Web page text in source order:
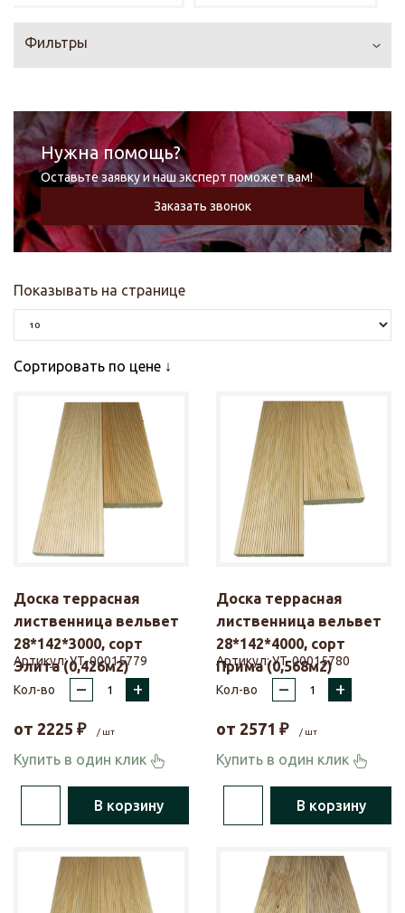
Фильтры
Нужна помощь?
Оставьте заявку и наш эксперт поможет вам!
Заказать звонок
Показывать на странице
Сортировать по цене
Доска террасная
лиственница вельвет
28*142*3000, сорт
Элита (0,426м2)
Артикул:УТ-00015779
Кол-во
– +
от 2225 ₽ / шт
Купить в один клик
В корзину
Доска террасная
лиственница вельвет
28*142*4000, сорт
Прима (0,568м2)
Артикул:УТ-00015780
Кол-во
– +
от 2571 ₽ / шт
Купить в один клик
В корзину